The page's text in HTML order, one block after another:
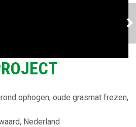
ophogen, oude grasmat frezen,
Nederland